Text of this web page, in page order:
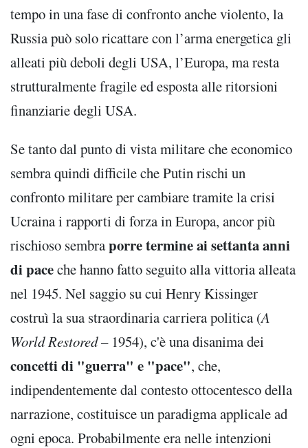
tempo in una fase di confronto anche violento, la
Russia può solo ricattare con l’arma energetica gli
alleati più deboli degli USA, l’Europa, ma resta
strutturalmente fragile ed esposta alle ritorsioni
finanziarie degli USA.
Se tanto dal punto di vista militare che economico
sembra quindi difficile che Putin rischi un
confronto militare per cambiare tramite la crisi
Ucraina i rapporti di forza in Europa, ancor più
rischioso sembraporre termine ai settanta anni
di paceche hanno fatto seguito alla vittoria alleata
nel 1945. Nel saggio su cui Henry Kissinger
costruì la sua straordinaria carriera politica (A
World Restored– 1954), c'è una disanima dei
concetti di "guerra" e "pace", che,
indipendentemente dal contesto ottocentesco della
narrazione, costituisce un paradigma applicale ad
ogni epoca. Probabilmente era nelle intenzioni